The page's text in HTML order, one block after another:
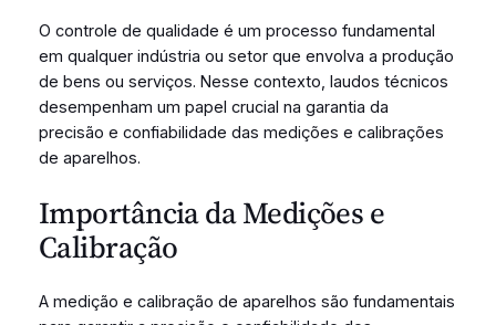
O controle de qualidade é um processo fundamental
em qualquer indústria ou setor que envolva a produção
de bens ou serviços. Nesse contexto, laudos técnicos
desempenham um papel crucial na garantia da
precisão e confiabilidade das medições e calibrações
de aparelhos.
Importância da Medições e
Calibração
A medição e calibração de aparelhos são fundamentais